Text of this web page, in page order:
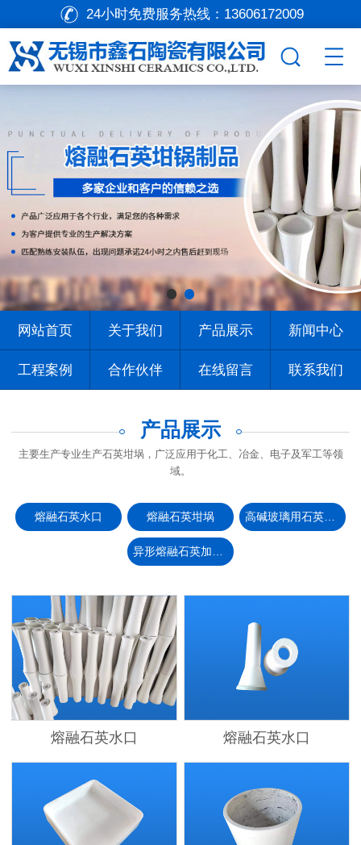
24小时免费服务热线： 13606172009
网站首页 关于我们 产品展示 新闻中心
工程案例 合作伙伴 在线留言 联系我们
产品展示
主要生产专业生产石英坩埚，广泛应用于化工、冶金、电子及军工等领
域。
熔融石英水口 熔融石英坩埚
熔融石英水口 熔融石英水口